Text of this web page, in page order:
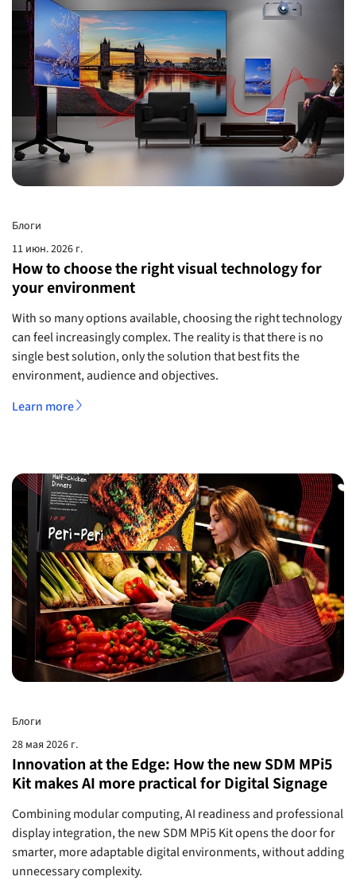
Блоги
11 июн. 2026 г.
How to choose the right visual technology for
your environment
With so many options available, choosing the right technology
can feel increasingly complex. The reality is that there is no
single best solution, only the solution that best fits the
environment, audience and objectives.
Learn more
Блоги
28 мая 2026 г.
Innovation at the Edge: How the new SDM MPi5
Kit makes AI more practical for Digital Signage
Combining modular computing, AI readiness and professional
display integration, the new SDM MPi5 Kit opens the door for
smarter, more adaptable digital environments, without adding
unnecessary complexity.